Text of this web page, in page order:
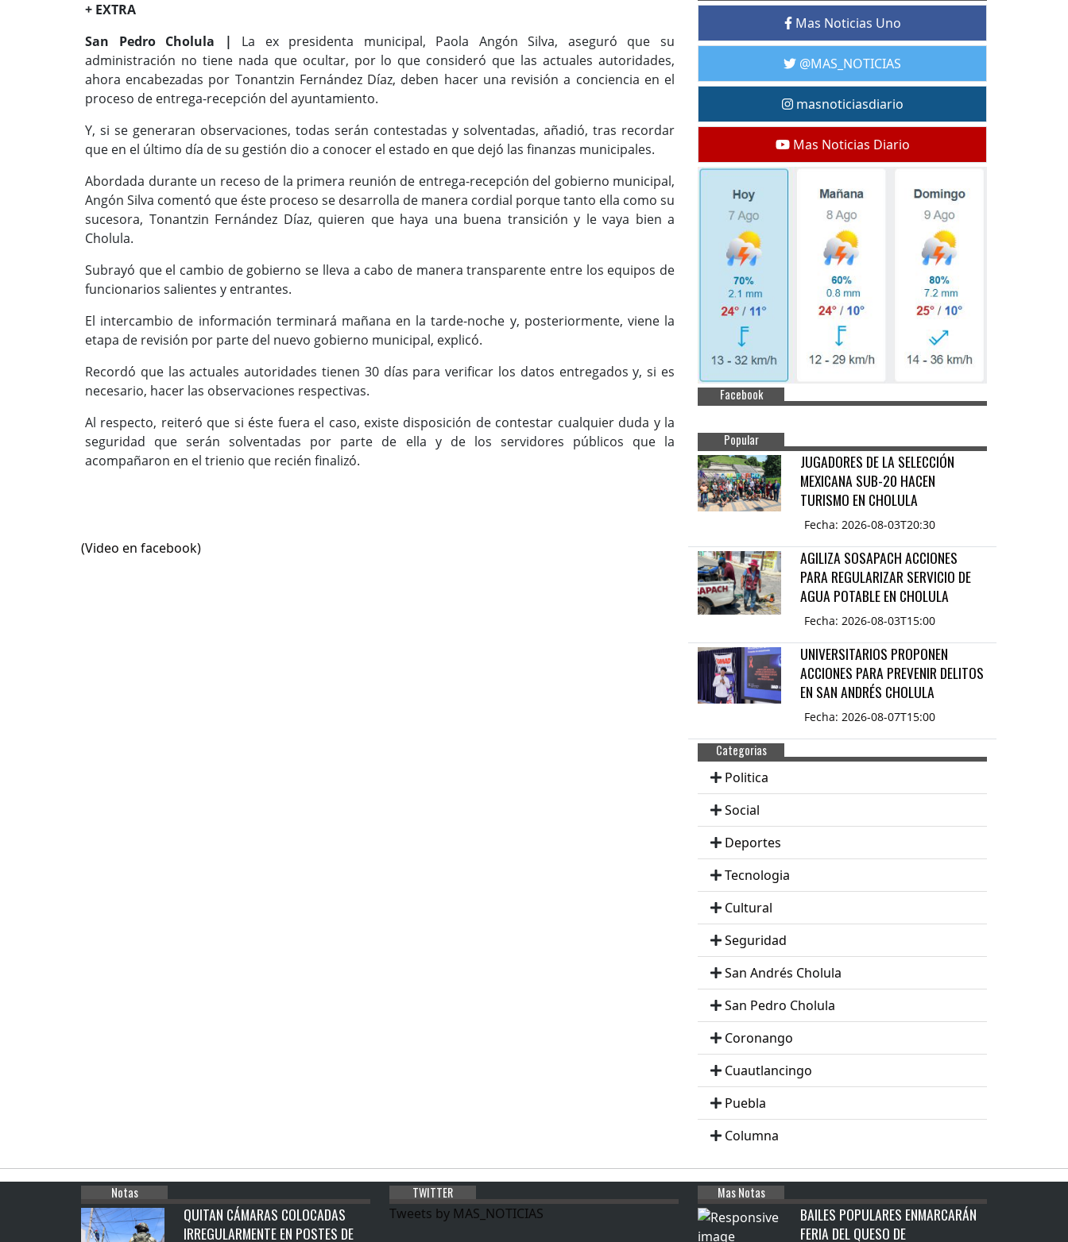
+ EXTRA
San Pedro Cholula |
La ex presidenta municipal, Paola Angón Silva, aseguró que su
administración no tiene nada que ocultar, por lo que consideró que las actuales autoridades,
ahora encabezadas por Tonantzin Fernández Díaz, deben hacer una revisión a conciencia en el
proceso de entrega-recepción del ayuntamiento.
Y, si se generaran observaciones, todas serán contestadas y solventadas, añadió, tras recordar
que en el último día de su gestión dio a conocer el estado en que dejó las finanzas municipales.
Abordada durante un receso de la primera reunión de entrega-recepción del gobierno municipal,
Angón Silva comentó que éste proceso se desarrolla de manera cordial porque tanto ella como su
sucesora, Tonantzin Fernández Díaz, quieren que haya una buena transición y le vaya bien a
Cholula.
Subrayó que el cambio de gobierno se lleva a cabo de manera transparente entre los equipos de
funcionarios salientes y entrantes.
El intercambio de información terminará mañana en la tarde-noche y, posteriormente, viene la
etapa de revisión por parte del nuevo gobierno municipal, explicó.
Recordó que las actuales autoridades tienen 30 días para verificar los datos entregados y, si es
necesario, hacer las observaciones respectivas.
Al respecto, reiteró que si éste fuera el caso, existe disposición de contestar cualquier duda y la
seguridad que serán solventadas por parte de ella y de los servidores públicos que la
acompañaron en el trienio que recién finalizó.
(Video en facebook)
Mas Noticias Uno
@MAS_NOTICIAS
masnoticiasdiario
Mas Noticias Diario
Facebook
Popular
JUGADORES DE LA SELECCIÓN
MEXICANA SUB-20 HACEN
TURISMO EN CHOLULA
Fecha: 2026-08-03T20:30
AGILIZA SOSAPACH ACCIONES
PARA REGULARIZAR SERVICIO DE
AGUA POTABLE EN CHOLULA
Fecha: 2026-08-03T15:00
UNIVERSITARIOS PROPONEN
ACCIONES PARA PREVENIR DELITOS
EN SAN ANDRÉS CHOLULA
Fecha: 2026-08-07T15:00
Categorias
Politica
Social
Deportes
Tecnologia
Cultural
Seguridad
San Andrés Cholula
San Pedro Cholula
Coronango
Cuautlancingo
Puebla
Columna
Notas
QUITAN CÁMARAS COLOCADAS
IRREGULARMENTE EN POSTES DE
TWITTER
Tweets by MAS_NOTICIAS
Mas Notas
BAILES POPULARES ENMARCARÁN
FERIA DEL QUESO DE